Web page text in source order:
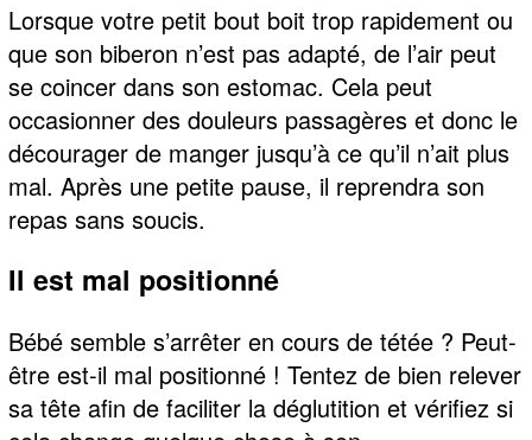
Lorsque votre petit bout boit trop rapidement ou
que son biberon n’est pas adapté, de l’air peut
se coincer dans son estomac. Cela peut
occasionner des douleurs passagères et donc le
décourager de manger jusqu’à ce qu’il n’ait plus
mal. Après une petite pause, il reprendra son
repas sans soucis.
Il est mal positionné
Bébé semble s’arrêter en cours de tétée ? Peut-
être est-il mal positionné ! Tentez de bien relever
sa tête afin de faciliter la déglutition et vérifiez si